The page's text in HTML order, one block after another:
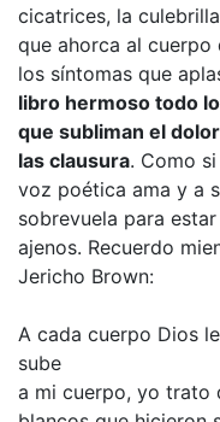
cicatrices, la
que ahorca al cuerpo
los síntomas que
libro hermoso todo
que subliman el
las clausura. Como
voz poética ama y a
sobrevuela para
ajenos. Recuerdo
Jericho Brown:
A cada cuerpo Dios
sube
a mi cuerpo, yo trato